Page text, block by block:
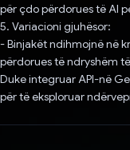
për çdo përdorues të AI
5. Variacioni gjuhësor:
- Binjakët ndihmojnë në
përdorues të ndryshëm
Duke integruar API-në
për të eksploruar